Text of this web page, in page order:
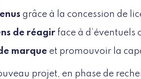
grâce à la concession de
de réagir face à d’éventuels
marque et promouvoir la
projet, en phase de